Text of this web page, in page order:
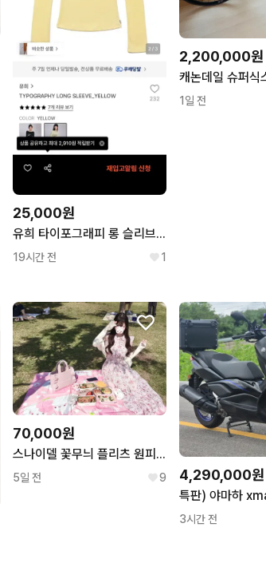
25,000원
유희 타이포그래피 롱 슬리브 옐로우
19시간 전 1
2,200,000원
1일 전
70,000원
스나이델 꽃무늬 플리츠 원피스 핑크 일본 사이즈 0 스나계
5일 전 9 4,290,000원
3시간 전